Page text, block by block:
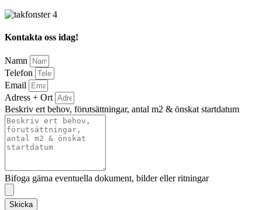
Kontakta oss idag!
Namn
Telefon
Email
Adress + Ort
Beskriv ert behov, förutsättningar, antal m2 & önskat startdatum
Bifoga gärna eventuella dokument, bilder eller ritningar
Skicka